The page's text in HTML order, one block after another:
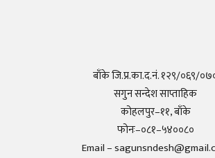
बाँके जि.प्र.का.द.नं. १२९/०६९/
सगुन सन्देश साप्ताहिक
कोहलपुर–११, बाँके
फोनः–०८१–५४००८०
Email –